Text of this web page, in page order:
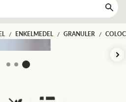
/ ENKELMEDEL / GRANULER /